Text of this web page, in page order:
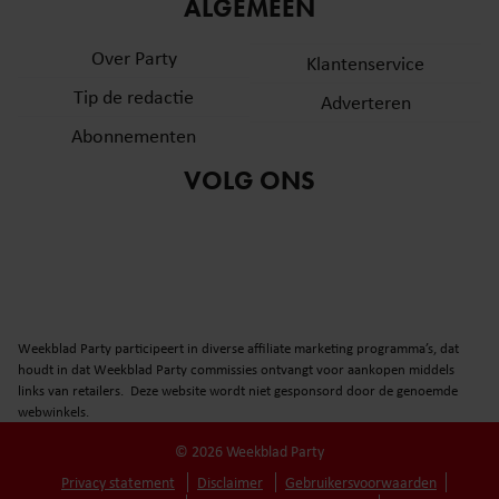
partners kunnen deze gegevens combineren met andere
verzameld op basis van uw gebruik van hun services. U
gaat akkoord met onze cookies als u onze website blijft
ALGEMEEN
Over Party
Tip de redactie
Abonnementen
Klantenservice
Adverteren
VOLG ONS
Weekblad Party participeert in diverse affiliate marketing programma’s, dat
houdt in dat Weekblad Party commissies ontvangt voor aankopen middels
links van retailers. Deze website wordt niet gesponsord door de genoemde
webwinkels.
© 2026 Weekblad Party
Privacy statement
Disclaimer
Gebruikersvoorwaarden